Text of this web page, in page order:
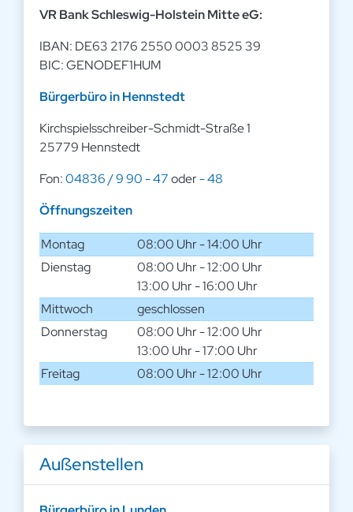
VR Bank Schleswig-Holstein Mitte eG:
IBAN: DE63 2176 2550 0003 8525 39
BIC: GENODEF1HUM
Bürgerbüro in Hennstedt
Kirchspielsschreiber-Schmidt-Straße 1
25779 Hennstedt
Fon:04836 / 9 90 - 47oder- 48
Öffnungszeiten
Montag
08:00 Uhr - 14:00 Uhr
Dienstag
08:00 Uhr - 12:00 Uhr
13:00 Uhr - 16:00 Uhr
Mittwoch
geschlossen
Donnerstag
08:00 Uhr - 12:00 Uhr
13:00 Uhr - 17:00 Uhr
Freitag
08:00 Uhr - 12:00 Uhr
Außenstellen